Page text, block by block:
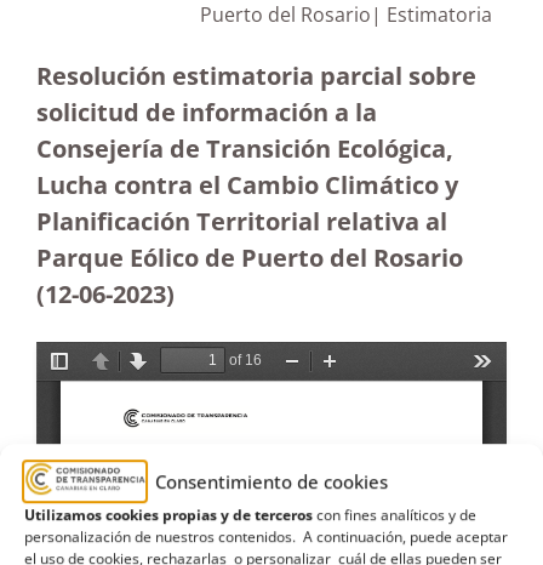
Consentimiento de cookies
Utilizamos cookies propias y de terceroscon fines analíticos y de
personalización de nuestros contenidos. A continuación, puede aceptar
el uso de cookies, rechazarlas o personalizar cuál de ellas pueden ser
Puerto del Rosario| Estimatoria
Resolución estimatoria parcial sobre
solicitud de información a la
Consejería de Transición Ecológica,
Lucha contra el Cambio Climático y
Planificación Territorial relativa al
Parque Eólico de Puerto del Rosario
(12-06-2023)